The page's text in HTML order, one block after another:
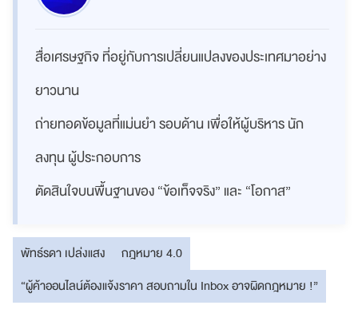
สื่อเศรษฐกิจ ที่อยู่กับการเปลี่ยนแปลงของประเทศมาอย่าง
ยาวนาน
ถ่ายทอดข้อมูลที่แม่นยำ รอบด้าน เพื่อให้ผู้บริหาร นัก
ลงทุน ผู้ประกอบการ
ตัดสินใจบนพื้นฐานของ “ข้อเท็จจริง” และ “โอกาส”
พัทธ์รดา เปล่งแสง
กฎหมาย 4.0
“ผู้ค้าออนไลน์ต้องแจ้งราคา สอบถามใน Inbox อาจผิดกฎหมาย !”